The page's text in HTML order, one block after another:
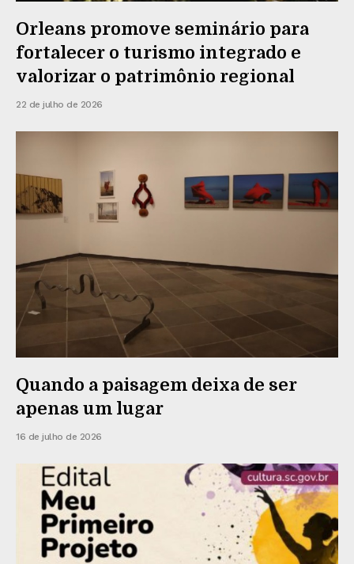
Orleans promove seminário para
fortalecer o turismo integrado e
valorizar o patrimônio regional
22 de julho de 2026
Quando a paisagem deixa de ser
apenas um lugar
16 de julho de 2026